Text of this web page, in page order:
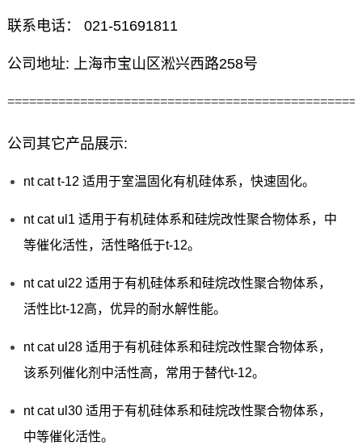
联系电话： 021-51691811
公司地址: 上海市宝山区淞兴西路258号
公司其它产品展示:
nt cat t-12 适用于室温固化有机硅体系，快速固化。
nt cat ul1 适用于有机硅体系和硅烷改性聚合物体系，中
等催化活性，活性略低于t-12。
nt cat ul22 适用于有机硅体系和硅烷改性聚合物体系，
活性比t-12高，优异的耐水解性能。
nt cat ul28 适用于有机硅体系和硅烷改性聚合物体系，
该系列催化剂中活性高，常用于替代t-12。
nt cat ul30 适用于有机硅体系和硅烷改性聚合物体系，
中等催化活性。